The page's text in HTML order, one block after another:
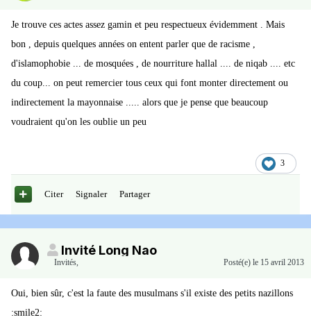
Je trouve ces actes assez gamin et peu respectueux évidemment . Mais
bon , depuis quelques années on entent parler que de racisme ,
d'islamophobie ... de mosquées , de nourriture hallal .... de niqab .... etc
du coup... on peut remercier tous ceux qui font monter directement ou
indirectement la mayonnaise ..... alors que je pense que beaucoup
voudraient qu'on les oublie un peu
3
Citer Signaler Partager
Invité Long Nao
Invités, Posté(e) le 15 avril 2013
Oui, bien sûr, c'est la faute des musulmans s'il existe des petits nazillons
:smile2: